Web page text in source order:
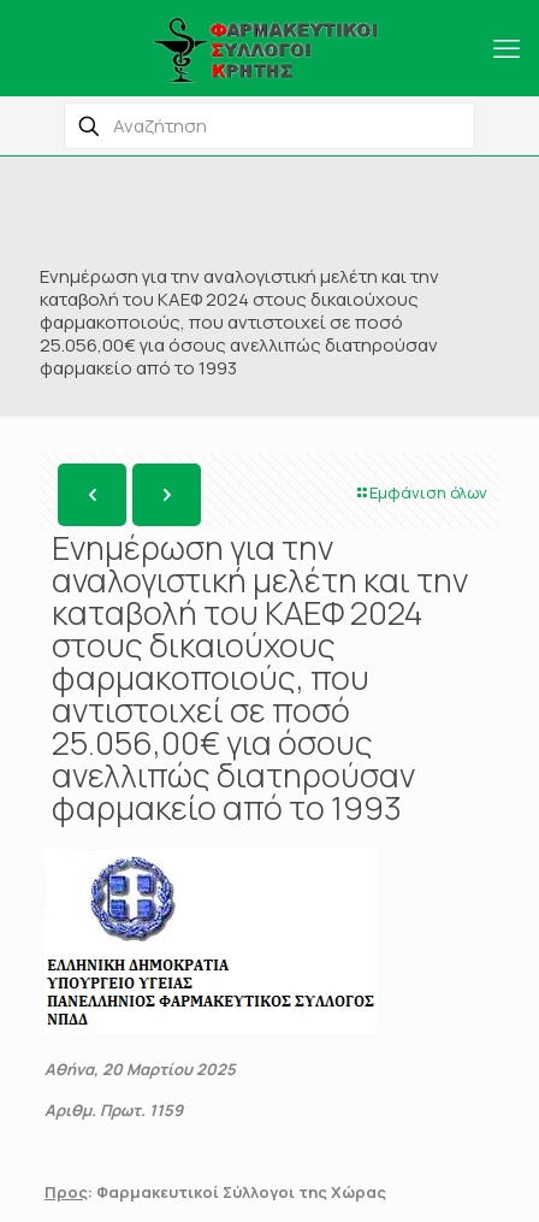
Ενημέρωση για την αναλογιστική μελέτη και την
καταβολή του ΚΑΕΦ 2024 στους δικαιούχους
φαρμακοποιούς, που αντιστοιχεί σε ποσό
25.056,00€ για όσους ανελλιπώς διατηρούσαν
φαρμακείο από το 1993
Εμφάνιση όλων
Ενημέρωση για την
αναλογιστική μελέτη και την
καταβολή του ΚΑΕΦ 2024
στους δικαιούχους
φαρμακοποιούς, που
αντιστοιχεί σε ποσό
25.056,00€ για όσους
ανελλιπώς διατηρούσαν
φαρμακείο από το 1993
Αθήνα, 20 Μαρτίου 2025
Αριθμ. Πρωτ. 1159
Προς: Φαρμακευτικοί Σύλλογοι της Χώρας